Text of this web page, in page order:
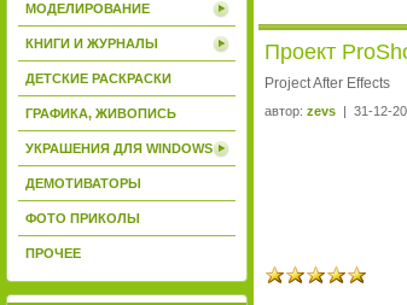
МОДЕЛИРОВАНИЕ
КНИГИ И ЖУРНАЛЫ
ДЕТСКИЕ РАСКРАСКИ
ГРАФИКА, ЖИВОПИСЬ
УКРАШЕНИЯ ДЛЯ WINDOWS
ДЕМОТИВАТОРЫ
ФОТО ПРИКОЛЫ
ПРОЧЕЕ
Проект
Project After Effects
автор: zevs | 31-12-